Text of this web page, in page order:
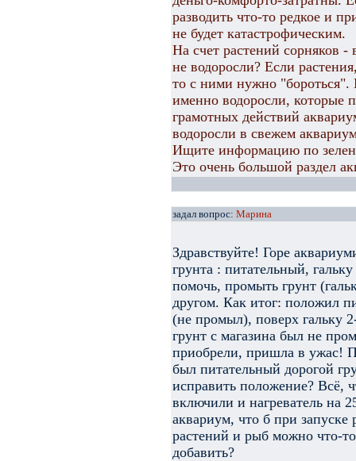
разводить что-то редкое и
не будет катастрофическим.
На счет растений сорняков
не водоросли? Если
то с ними нужно "бороться".
именно водоросли, которые
грамотных действий
водоросли в свежем
Ищите информацию по
Это очень большой раздел
задал вопрос: Марина
Здравствуйте! Горе
грунта : питательный,
помочь, промыть грунт
другом. Как итог: положил
(не промыл), поверх гальку
грунт с магазина был не
приобрели, пришла в ужас!
был питательный дорогой
исправить положение? Всё,
включили и нагреватель на
аквариум, что б при
растений и рыб можно что-
добавить?